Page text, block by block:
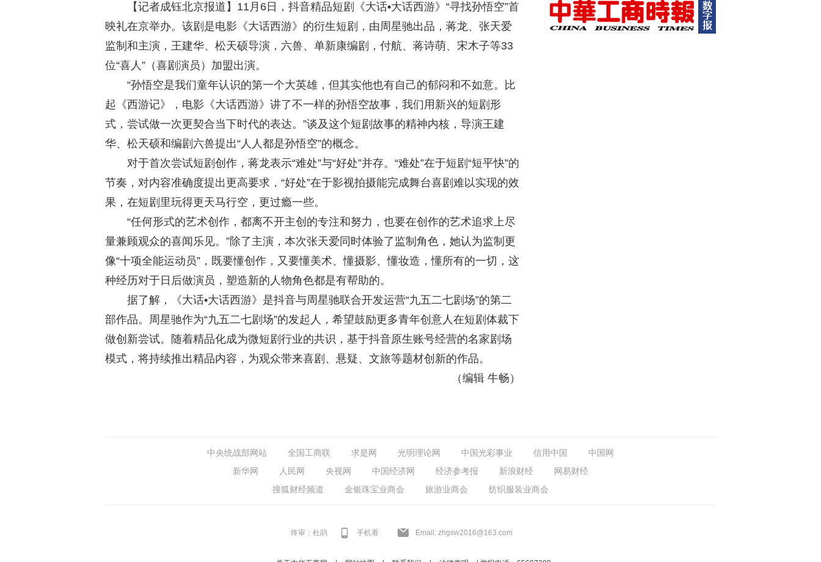
【记者成钰北京报道】 11月6日，抖音精品短剧《大话•大话西游》“寻找孙悟空”首
映礼在京举办。该剧 是电影《大话西游》 的衍生短剧 ， 由周星驰出品，蒋龙、张天爱
监制和主演，王建华、松天硕导演，六兽、单新康编剧，付航、蒋诗萌、宋木子等33
位“喜人”（喜剧演员）加盟出演。
“孙悟空是我们童年认识的第一个大英雄，但其实他也有自己的郁闷和不如意。比
起《西游记》，电影《大话西游》讲了不一样的孙悟空故事，我们用新兴的短剧形
式，尝试做一次更契合当下时代的表达。”谈及这个短剧故事的精神内核，导演王建
华、松天硕和编剧六兽提出“人人都是孙悟空”的概念。
对于首次尝试短剧创作，蒋龙表示“难处”与“好处”并存。“难处”在于短剧“短平快”的
节奏，对内容准确度提出更高要求， “好处”在于影视拍摄能完成舞台喜剧难以实现的效
果，在短剧里玩得更天马行空，更过瘾一些。
“任何形式的艺术创作，都离不开主创的专注和努力，也要在创作的艺术追求上尽
量兼顾观众的喜闻乐见。”除了主演，本次张天爱同时体验了监制角色，她认为监制更
像“十项全能运动员”，既要懂创作，又要懂美术、懂摄影、懂妆造，懂所有的一切，这
种经历对于日后做演员，塑造新的人物角色都是有帮助的。
据了解，
《大话•大话西游》是抖音与周星驰联合开发运营“九五二七剧场”的第二
部作品。周星驰作为“九五二七剧场”的发起人 ， 希望鼓励更多青年创意人在短剧体裁下
做创新尝试。随着精品化成为微短剧行业的共识，基于抖音原生账号经营的名家剧场
模式，将持续推出精品内容，为观众带来喜剧、悬疑、文旅等题材创新的作品。
（编辑 牛畅 ）
中央统战部网站 全国工商联 求是网 光明理论网 中国光彩事业 信用中国
中国网
新华网
人民网 央视网 中国经济网 经济参考报 新浪财经
网易财经
搜狐财经频道
金银珠宝业商会 旅游业商会 纺织服装业商会
终审：杜鹃 手机看 Email: zhgsw2016@163.com